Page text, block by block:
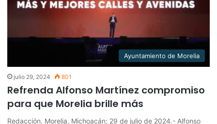
Ayuntamiento de Morelia
julio 29, 2024 801
Refrenda Alfonso Martínez compromiso
para que Morelia brille más
Redacción. Morelia, Michoacán; 29 de julio de 2024.- Alfonso